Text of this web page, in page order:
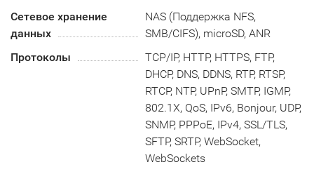
Сетевое хранение
данных
NAS (Поддержка NFS,
SMB/CIFS), microSD, ANR
Протоколы
TCP/IP, HTTP, HTTPS, FTP,
DHCP, DNS, DDNS, RTP, RTSP,
RTCP, NTP, UPnP, SMTP, IGMP,
802.1X, QoS, IPv6, Bonjour, UDP,
SNMP, PPPoE, IPv4, SSL/TLS,
SFTP, SRTP, WebSocket,
WebSockets